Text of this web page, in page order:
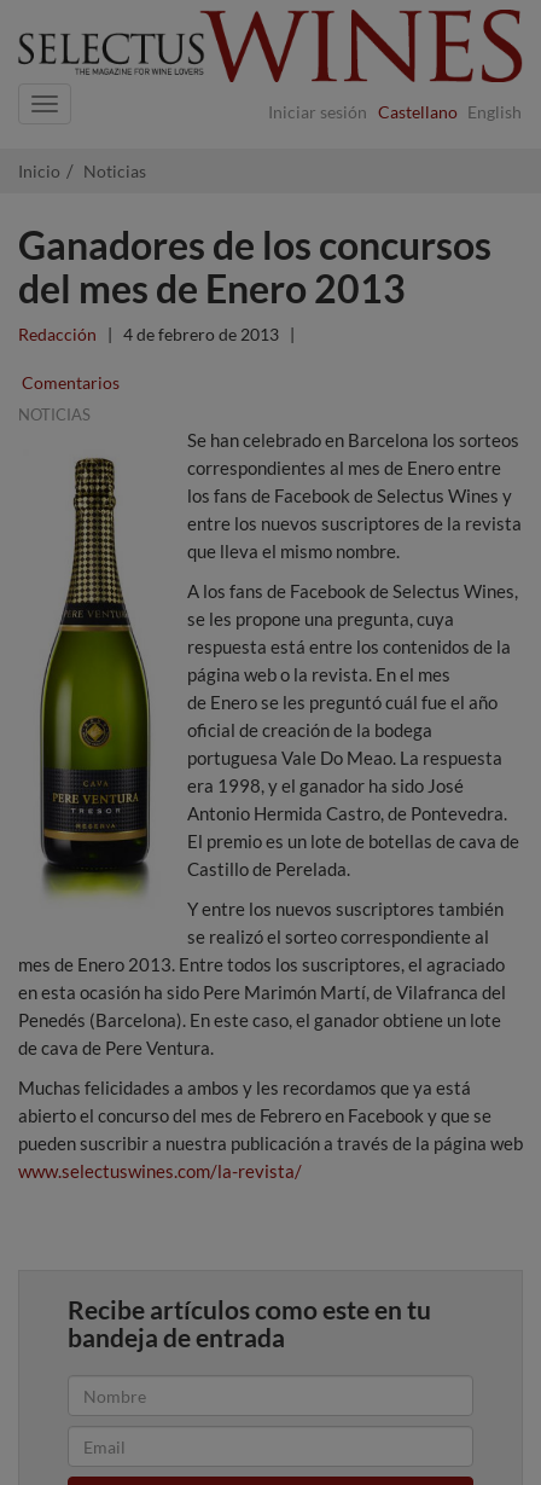
Iniciar sesión Castellano English
Navigation
Inicio Noticias
Ganadores de los concursos
del mes de Enero 2013
Redacción | 4 de febrero de 2013 |
Comentarios
NOTICIAS
Se han celebrado en Barcelona los sorteos
correspondientes al mes de Enero entre
los fans de Facebook de Selectus Wines y
entre los nuevos suscriptores de la revista
que lleva el mismo nombre.
A los fans de Facebook de Selectus Wines,
se les propone una pregunta, cuya
respuesta está entre los contenidos de la
página web o la revista. En el mes
de Enero se les preguntó cuál fue el año
oficial de creación de la bodega
portuguesa Vale Do Meao. La respuesta
era 1998, y el ganador ha sido José
Antonio Hermida Castro, de Pontevedra.
El premio es un lote de botellas de cava de
Castillo de Perelada.
Y entre los nuevos suscriptores también
se realizó el sorteo correspondiente al
mes de Enero 2013. Entre todos los suscriptores, el agraciado
en esta ocasión ha sido Pere Marimón Martí, de Vilafranca del
Penedés (Barcelona). En este caso, el ganador obtiene un lote
de cava de Pere Ventura.
Muchas felicidades a ambos y les recordamos que ya está
abierto el concurso del mes de Febrero en Facebook y que se
pueden suscribir a nuestra publicación a través de la página web
www.selectuswines.com/la-revista/
Recibe artículos como este en tu
bandeja de entrada